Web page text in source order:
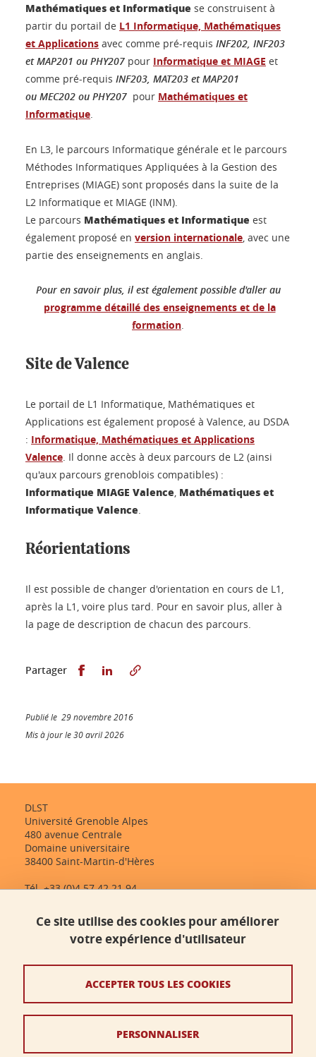
Mathématiques et Informatique se construisent à
partir du portail de L1 Informatique, Mathématiques
et Applications avec comme pré-requis INF202, INF203
et MAP201 ou PHY207 pour Informatique et MIAGE et
comme pré-requis INF203, MAT203 et MAP201
ou MEC202 ou PHY207 pour Mathématiques et
Informatique.
En L3, le parcours Informatique générale et le parcours
Méthodes Informatiques Appliquées à la Gestion des
Entreprises (MIAGE) sont proposés dans la suite de la
L2 Informatique et MIAGE (INM).
Le parcours Mathématiques et Informatique est
également proposé en version internationale, avec une
partie des enseignements en anglais.
Pour en savoir plus, il est également possible d'aller au
programme détaillé des enseignements et de la
formation.
Site de Valence
Le portail de L1 Informatique, Mathématiques et
Applications est également proposé à Valence, au DSDA
: Informatique, Mathématiques et Applications
Valence. Il donne accès à deux parcours de L2 (ainsi
qu'aux parcours grenoblois compatibles) :
Informatique MIAGE Valence, Mathématiques et
Informatique Valence.
Réorientations
Il est possible de changer d'orientation en cours de L1,
après la L1, voire plus tard. Pour en savoir plus, aller à
la page de description de chacun des parcours.
Partager Partager sur Facebook
Partager sur LinkedIn
Publié le 29 novembre 2016
Mis à jour le 30 avril 2026
DLST
Université Grenoble Alpes
480 avenue Centrale
Domaine universitaire
38400 Saint-Martin-d'Hères
Tél. +33 (0)4 57 42 21 94
Crédits
Ce site utilise des cookies pour améliorer
votre expérience d'utilisateur
ACCEPTER TOUS LES COOKIES
PERSONNALISER